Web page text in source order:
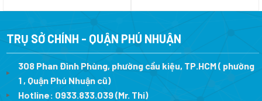
là:
tại
41.500.000 ₫.
là:
tại
TRỤ SỞ CHÍNH - QUẬN PHÚ NHUẬN
308 Phan Đình Phùng, phường cầu kiệu, TP.HCM ( phường
1 , Quận Phú Nhuận cũ)
Hotline: 0933.833.039(Mr. Thi)